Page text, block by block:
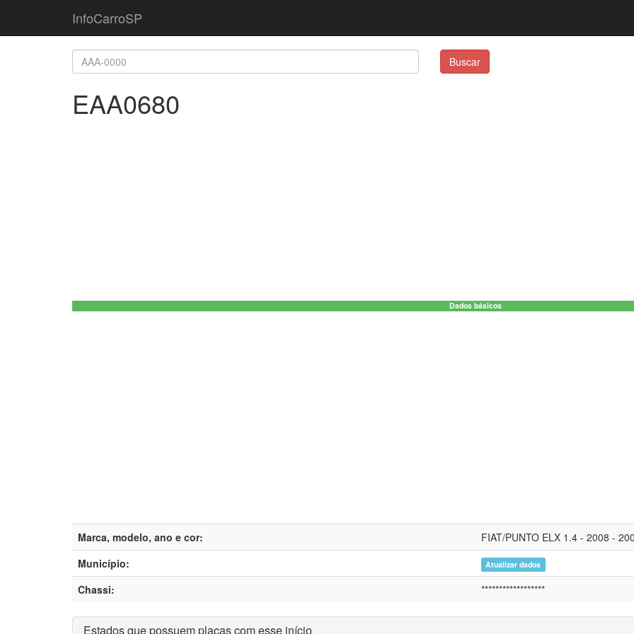
InfoCarroSP
Buscar
EAA0680
Dados básicos
Marca, modelo, ano e cor:
FIAT/PUNTO ELX 1.4 - 2008 -
Município:
Atualizar dados
Chassi: ******************
Estados que possuem placas com esse início